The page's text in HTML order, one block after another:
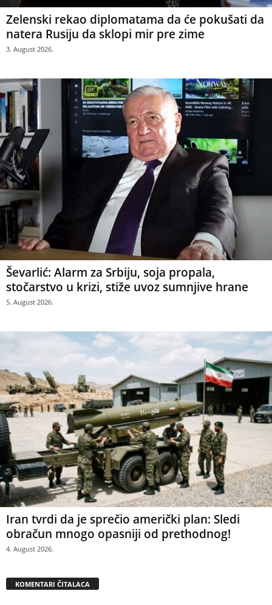
Zelenski rekao diplomatama da će pokušati da
natera Rusiju da sklopi mir pre zime
3. August 2026.
Ševarlić: Alarm za Srbiju, soja propala,
stočarstvo u krizi, stiže uvoz sumnjive hrane
5. August 2026.
Iran tvrdi da je sprečio američki plan: Sledi
obračun mnogo opasniji od prethodnog!
4. August 2026.
KOMENTARI ČITALACA